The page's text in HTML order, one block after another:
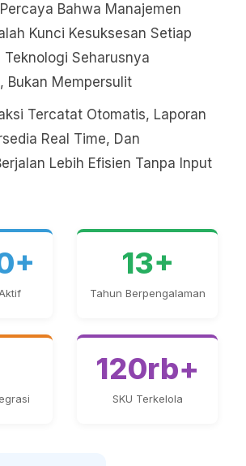
Bahwa Manajemen
Kunci Kesuksesan Setiap
Seharusnya
Bukan Mempersulit
Tercatat Otomatis, Laporan
Real Time, Dan
Lebih Efisien Tanpa Input
13+
Tahun Berpengalaman
120rb+
SKU Terkelola